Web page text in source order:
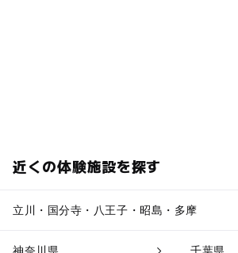
近くの体験施設を探す
立川・国分寺・八王子・昭島・多摩